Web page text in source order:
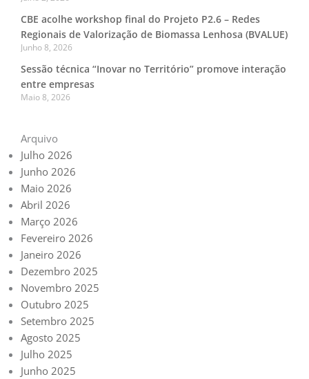
CBE acolhe workshop final do Projeto P2.6 – Redes
Regionais de Valorização de Biomassa Lenhosa (BVALUE)
Junho 8, 2026
Sessão técnica “Inovar no Território” promove interação
entre empresas
Maio 8, 2026
Arquivo
Julho 2026
Junho 2026
Maio 2026
Abril 2026
Março 2026
Fevereiro 2026
Janeiro 2026
Dezembro 2025
Novembro 2025
Outubro 2025
Setembro 2025
Agosto 2025
Julho 2025
Junho 2025